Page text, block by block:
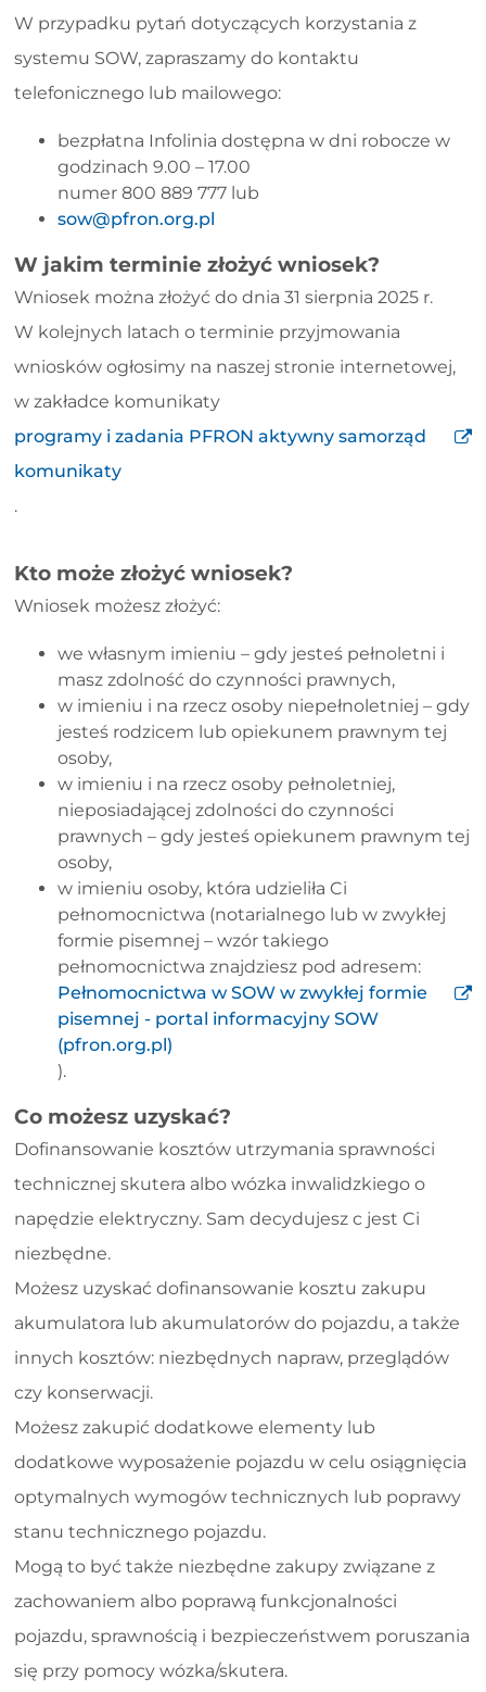
W przypadku pytań dotyczących korzystania z
systemu SOW, zapraszamy do kontaktu
telefonicznego lub mailowego:
bezpłatna Infolinia dostępna w dni robocze w
godzinach 9.00 – 17.00
numer 800 889 777 lub
sow@pfron.org.pl
W jakim terminie złożyć wniosek?
Wniosek można złożyć do dnia 31 sierpnia 2025 r.
W kolejnych latach o terminie przyjmowania
wniosków ogłosimy na naszej stronie internetowej,
w zakładce komunikaty
programy i zadania PFRON aktywny samorząd
komunikaty
.
Kto może złożyć wniosek?
Wniosek możesz złożyć:
we własnym imieniu – gdy jesteś pełnoletni i
masz zdolność do czynności prawnych,
w imieniu i na rzecz osoby niepełnoletniej – gdy
jesteś rodzicem lub opiekunem prawnym tej
osoby,
w imieniu i na rzecz osoby pełnoletniej,
nieposiadającej zdolności do czynności
prawnych – gdy jesteś opiekunem prawnym tej
osoby,
w imieniu osoby, która udzieliła Ci
pełnomocnictwa (notarialnego lub w zwykłej
formie pisemnej – wzór takiego
pełnomocnictwa znajdziesz pod adresem:
Pełnomocnictwa w SOW w zwykłej formie
pisemnej - portal informacyjny SOW
(pfron.org.pl)
).
Co możesz uzyskać?
Dofinansowanie kosztów utrzymania sprawności
technicznej skutera albo wózka inwalidzkiego o
napędzie elektryczny. Sam decydujesz c jest Ci
niezbędne.
Możesz uzyskać dofinansowanie kosztu zakupu
akumulatora lub akumulatorów do pojazdu, a także
innych kosztów: niezbędnych napraw, przeglądów
czy konserwacji.
Możesz zakupić dodatkowe elementy lub
dodatkowe wyposażenie pojazdu w celu osiągnięcia
optymalnych wymogów technicznych lub poprawy
stanu technicznego pojazdu.
Mogą to być także niezbędne zakupy związane z
zachowaniem albo poprawą funkcjonalności
pojazdu, sprawnością i bezpieczeństwem poruszania
się przy pomocy wózka/skutera.